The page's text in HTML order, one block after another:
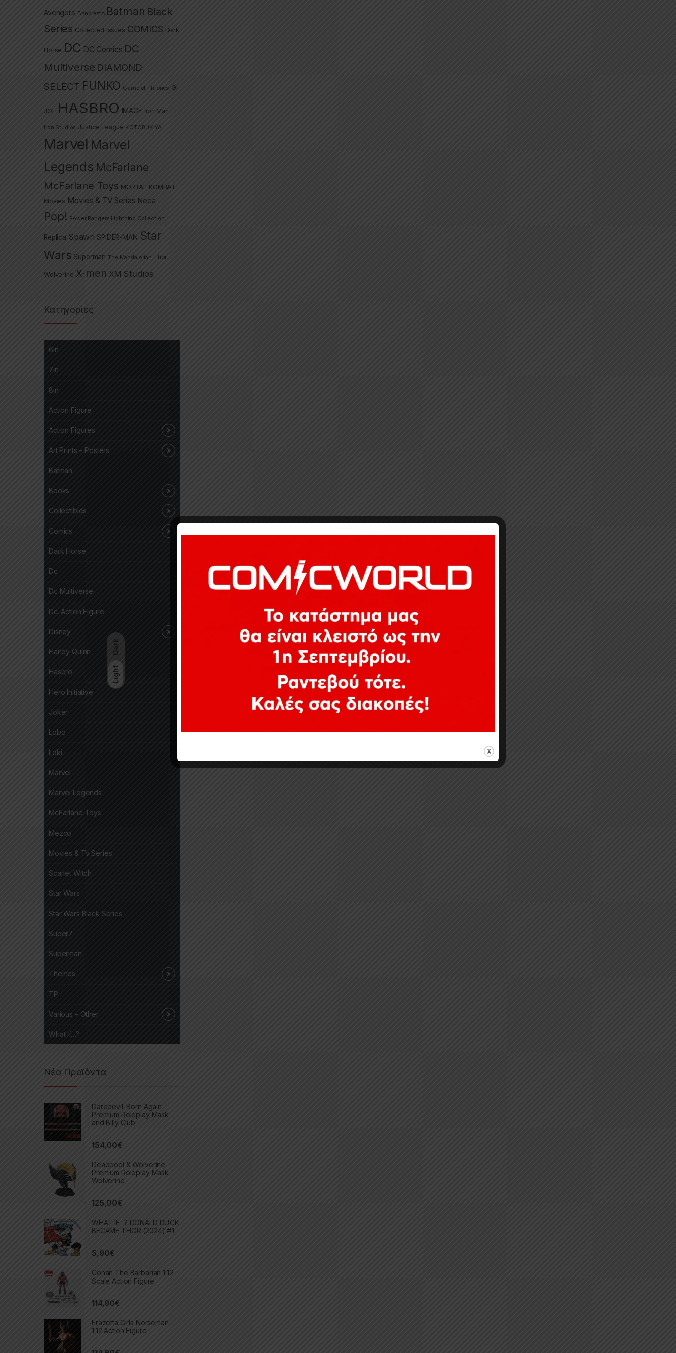
Dark
Light
Avengers Banpresto Batman Black
Series Collected Issues COMICS Dark
Horse DC DC Comics DC
Multiverse DIAMOND
SELECT FUNKO Game of Thrones GI
JOE HASBRO IMAGE Iron Man
Iron Studios Justice League KOTOBUKIYA
Marvel Marvel
Legends McFarlane
McFarlane Toys MORTAL KOMBAT
Movies Movies & TV Series Neca
Pop! Power Rangers Lightning Collection
Replica Spawn SPIDER-MAN Star
Wars Superman The Mandalorian Thor
Wolverine X-men XM Studios
Κατηγορίες
6in
7in
8in
Action Figure
Action Figures
Art Prints – Posters
Batman
Books
Collectibles
Comics
Dark Horse
Dc
Dc Multiverse
Dc. Action Figure
Disney
Harley Quinn
Hasbro
Hero Initiative
Joker
Lobo
Loki
Marvel
Marvel Legends
McFarlane Toys
Mezco
Movies & Tv Series
Scarlet Witch
Star Wars
Star Wars Black Series
Super7
Superman
Themes
TP
Various – Other
What If…?
Νέα Προϊόντα
Daredevil: Born Again
Premium Roleplay Mask
and Billy Club
154,00€
Deadpool & Wolverine
Premium Roleplay Mask
Wolverine
125,00€
WHAT IF…? DONALD DUCK
BECAME THOR (2024) #1
5,90€
Conan The Barbarian 1:12
Scale Action Figure
114,90€
Frazetta Girls Norseman
1:12 Action Figure